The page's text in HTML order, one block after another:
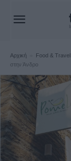
Αρχική Food & Travel
στην Άνδρο